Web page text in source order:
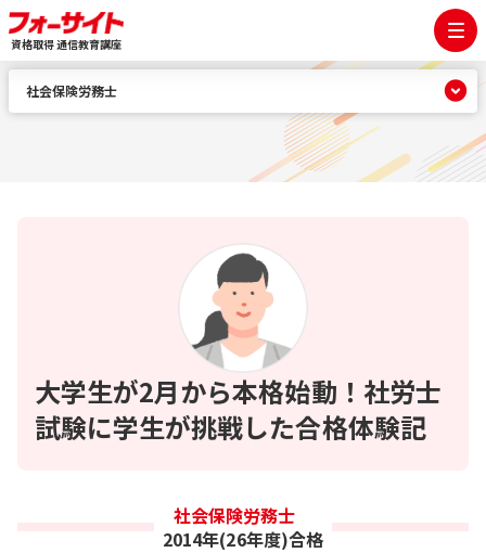
資格取得 通信教育講座
大学生が2月から本格始動！社労士
試験に学生が挑戦した合格体験記
社会保険労務士
2014年(26年度)合格
社会保険労務士